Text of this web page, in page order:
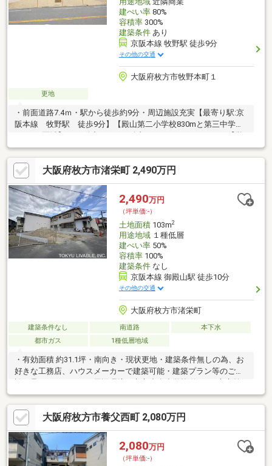
建ぺい率80%
容積率300%
建築条件あり
京阪本線 牧野駅 徒歩9分
その他の交通
大阪府枚方市牧野本町１
更地
・前面道路7.4ｍ・駅から徒歩約9分・周辺施設充実【最寄り駅:京
阪本線 牧野駅 徒歩9分】【殿山第二小学校830mと第三中学校
業時間 9:30～20:00】購入の流れ・費用・税金のご説明住宅ロー
ン・住み替えローン・リフォームローン相談リフォーム費用の目
安やお見積り内覧日時のご相談もOK対面はもちろん、資料郵送＋
オンライン説明も可能□■まずはお気軽にお問い合わせください■□
大阪府枚方市渚栄町 2,490万円
2,490万円
（坪単価:-）
土地面積103m2
用途地域１種低層
建ぺい率50%
容積率100%
建築条件なし
京阪本線 御殿山駅 徒歩10分
その他の交通
大阪府枚方市渚栄町
建築条件なし 南道路
本下水
都市ガス
1種低層地域
・有効面積 約31.1坪・南向き・現状更地・建築条件無しの為、お
好きな工務店、ハウスメーカーで建築可能・建築プラン等のご相
一中学校 約460mライフ御殿山 約600ｍ枚方三栗郵便局 約570mロ
ーソン枚方三栗一丁目店 約370ｍ福田総合病院 約870ｍ弊社では
建築プラン等のご相談も承っておりますので、お気軽にご相談く
ださい。また、住宅ローンについても、複数の金融機関から最適
なプランをご提案可能です。
大阪府枚方市養父西町 2,080万円
2,080万円
（坪単価:-）